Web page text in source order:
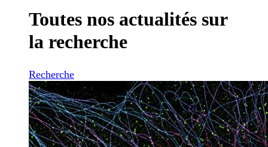
Toutes nos actualités sur
la recherche
Recherche